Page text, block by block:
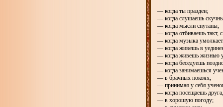
— когда ты празден;
— когда слушаешь
— когда мысли спутаны;
— когда отбиваешь такт,
— когда музыка
— когда живешь в
— когда живешь жизнью
— когда беседуешь
— когда занимаешься
— в брачных покоях;
— принимая у себя
— когда посещаешь
— в хорошую погоду;